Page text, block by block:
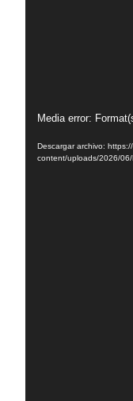
Reproductor
vídeo
Media error:
Descargar archivo:
content/uploads/2026/06/